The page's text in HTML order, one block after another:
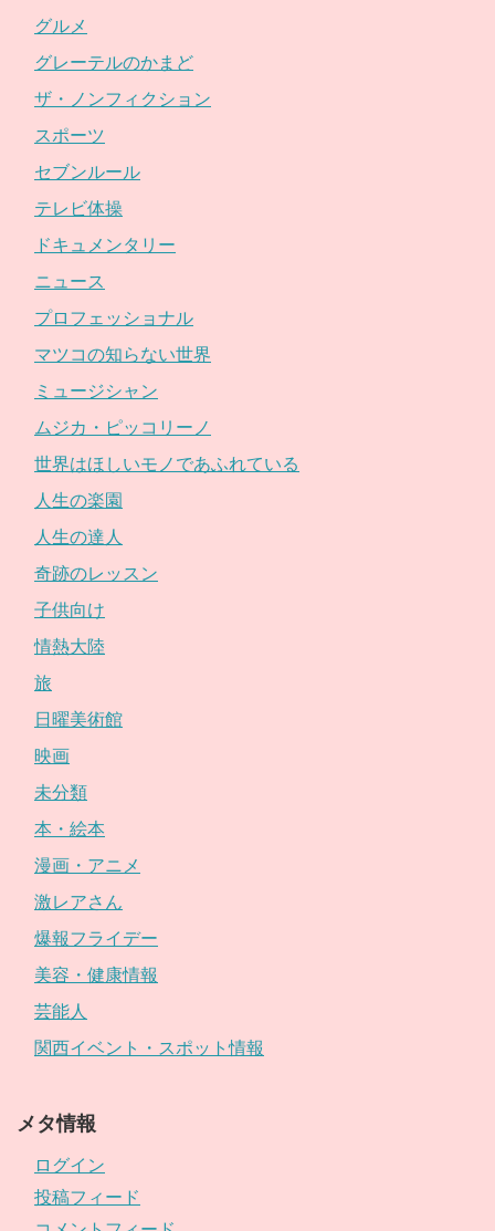
グルメ
グレーテルのかまど
ザ・ノンフィクション
スポーツ
セブンルール
テレビ体操
ドキュメンタリー
ニュース
プロフェッショナル
マツコの知らない世界
ミュージシャン
ムジカ・ピッコリーノ
世界はほしいモノであふれている
人生の楽園
人生の達人
奇跡のレッスン
子供向け
情熱大陸
旅
日曜美術館
映画
未分類
本・絵本
漫画・アニメ
激レアさん
爆報フライデー
美容・健康情報
芸能人
関西イベント・スポット情報
メタ情報
ログイン
投稿フィード